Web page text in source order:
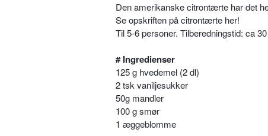
Den amerikanske citrontærte har det
Se opskriften på citrontærte her!
Til 5-6 personer. Tilberedningstid: ca
# Ingredienser
125 g hvedemel (2 dl)
2 tsk vaniljesukker
50g mandler
100 g smør
1 æggeblomme